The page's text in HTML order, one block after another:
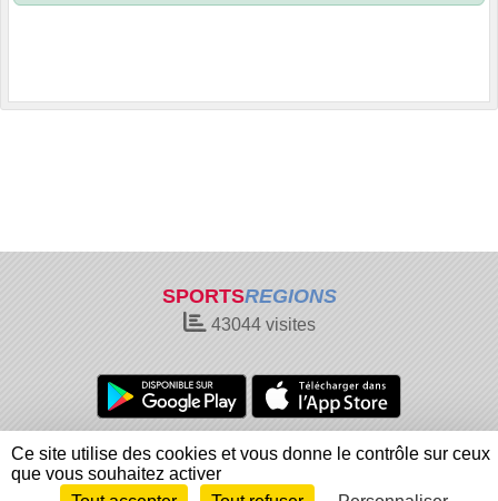
SPORTSREGIONS
43044visites
Charte cookies
Gestion des cookies
Informations légales
Signaler un contenu inapproprié
Ce site utilise des cookies et vous donne le contrôle sur ceux
que vous souhaitez activer